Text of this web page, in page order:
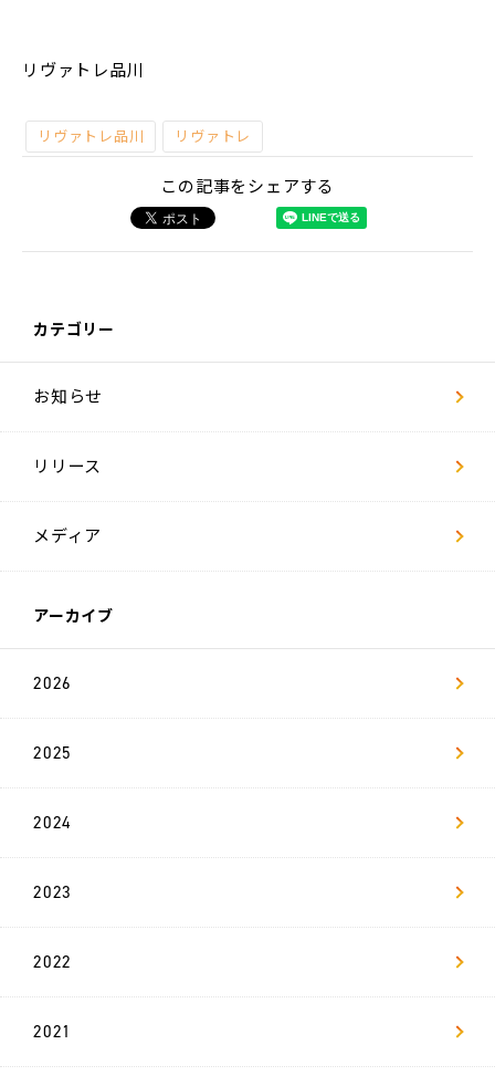
セ
社
ュ
数
で
る
リ
ァ
キ
リ
ア
用
卒
用
リ
ヴ
マ
リヴァトレ品川
リヴァトレ品川 リヴァトレ
この記事をシェアする
カテゴリー
お知らせ
リリース
メディア
アーカイブ
2026
2025
2024
2023
2022
2021